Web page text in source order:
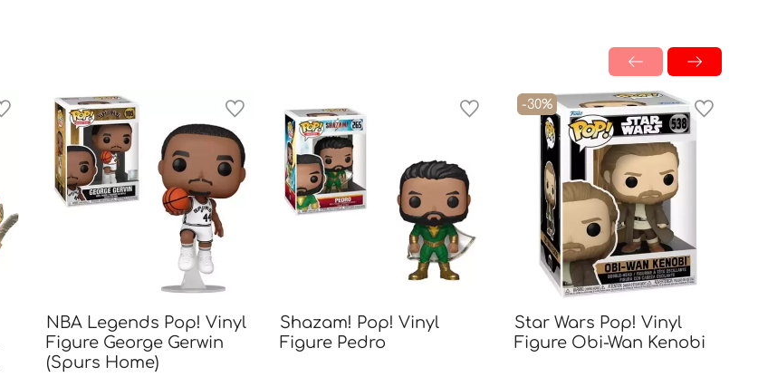
NBA Legends Pop! Vinyl
Figure George Gerwin
(Spurs Home)
Shazam! Pop! Vinyl
Figure Pedro
-30%
Star Wars Pop! Vinyl
Figure Obi-Wan Kenobi